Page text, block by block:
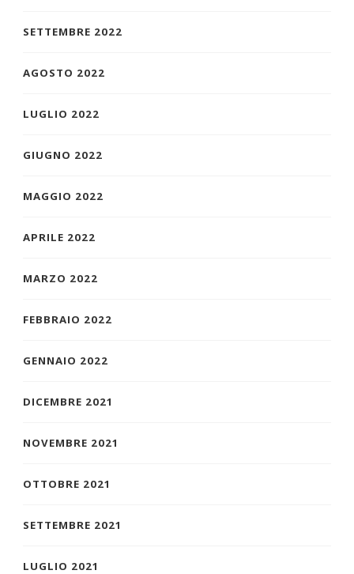
SETTEMBRE 2022
AGOSTO 2022
LUGLIO 2022
GIUGNO 2022
MAGGIO 2022
APRILE 2022
MARZO 2022
FEBBRAIO 2022
GENNAIO 2022
DICEMBRE 2021
NOVEMBRE 2021
OTTOBRE 2021
SETTEMBRE 2021
LUGLIO 2021